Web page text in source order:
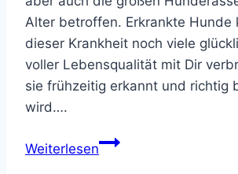
Alter betroffen. Erkrankte Hunde
dieser Krankheit noch viele
voller Lebensqualität mit Dir
sie frühzeitig erkannt und richtig
wird….
WeiterlesenSpondylose